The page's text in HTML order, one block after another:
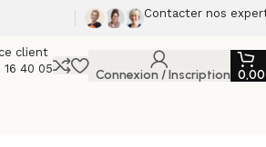
Contacter nos
client
16 40 05
Connexion / Inscription